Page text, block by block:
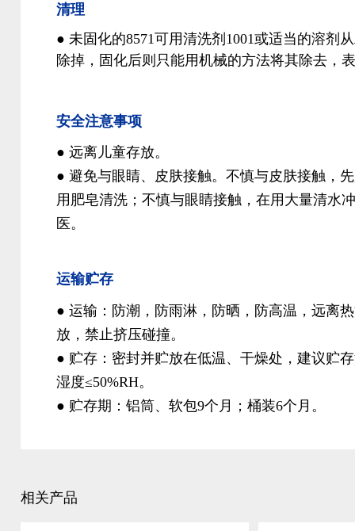
清理
● 未固化的8571可用清洗剂1001或适当的溶剂
除掉，固化后则只能用机械的方法将其除去，
安全注意事项
● 远离儿童存放。
● 避免与眼睛、皮肤接触。不慎与皮肤接触，
用肥皂清洗；不慎与眼睛接触，在用大量清水
医。
运输贮存
● 运输：防潮，防雨淋，防晒，防高温，远离
放，禁止挤压碰撞。
● 贮存：密封并贮放在低温、干燥处，建议贮
湿度≤50%RH。
● 贮存期：铝筒、软包9个月；桶装6个月。
相关产品